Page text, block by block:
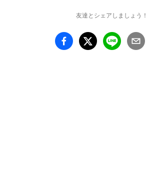
クションから「女性」特
［常設展示室４］
友達とシェアしましょう！